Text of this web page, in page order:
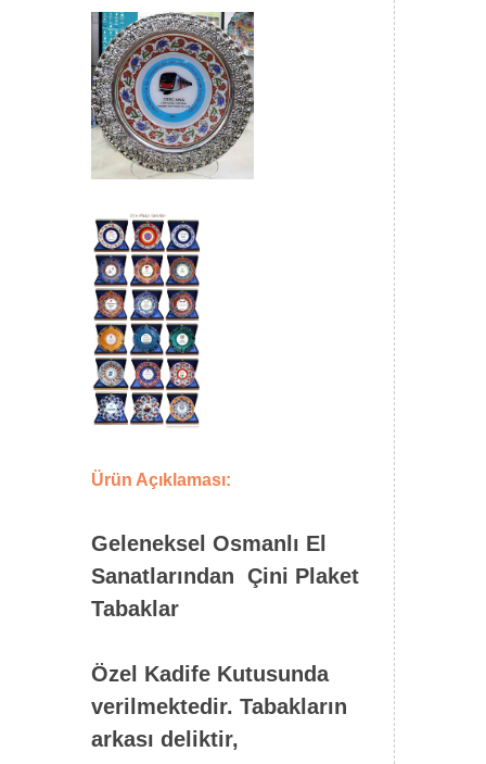
Ürün Açıklaması:
Geleneksel Osmanlı El
Sanatlarından Çini Plaket
Tabaklar
Özel Kadife Kutusunda
verilmektedir. Tabakların
arkası deliktir,